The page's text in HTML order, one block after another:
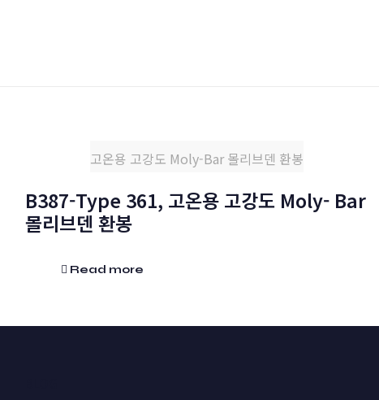
고온용 고강도 Moly-Bar 몰리브덴 환봉
B387-Type 361, 고온용 고강도 Moly- Bar
몰리브덴 환봉
Read more